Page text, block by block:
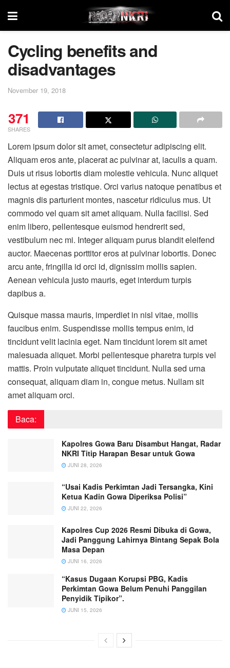
Cycling benefits and
disadvantages
November 19, 2018
371
SHARES
Lorem ipsum dolor sit amet, consectetur adipiscing elit.
Aliquam eros ante, placerat ac pulvinar at, iaculis a quam.
Duis ut risus lobortis diam molestie vehicula. Nunc aliquet
lectus at egestas tristique. Orci varius natoque penatibus et
magnis dis parturient montes, nascetur ridiculus mus. Ut
commodo vel quam sit amet aliquam. Nulla facilisi. Sed
enim libero, pellentesque euismod hendrerit sed,
vestibulum nec mi. Integer aliquam purus blandit eleifend
auctor. Maecenas porttitor eros at pulvinar lobortis. Donec
arcu ante, fringilla id orci id, dignissim mollis sapien.
Aenean vehicula justo mauris, eget interdum turpis
dapibus a.
Quisque massa mauris, imperdiet in nisl vitae, mollis
faucibus enim. Suspendisse mollis tempus enim, id
tincidunt velit lacinia eget. Nam tincidunt lorem sit amet
malesuada aliquet. Morbi pellentesque pharetra turpis vel
mattis. Proin vulputate aliquet tincidunt. Nulla sed urna
consequat, aliquam diam in, congue metus. Nullam sit
amet aliquam orci.
Baca:
Kapolres Gowa Baru Disambut Hangat, Radar
NKRI Titip Harapan Besar untuk Gowa
JUNI 28, 2026
“Usai Kadis Perkimtan Jadi Tersangka, Kini
Ketua Kadin Gowa Diperiksa Polisi”
JUNI 22, 2026
Kapolres Cup 2026 Resmi Dibuka di Gowa,
Jadi Panggung Lahirnya Bintang Sepak Bola
Masa Depan
JUNI 16, 2026
“Kasus Dugaan Korupsi PBG, Kadis
Perkimtan Gowa Belum Penuhi Panggilan
Penyidik Tipikor”.
JUNI 15, 2026